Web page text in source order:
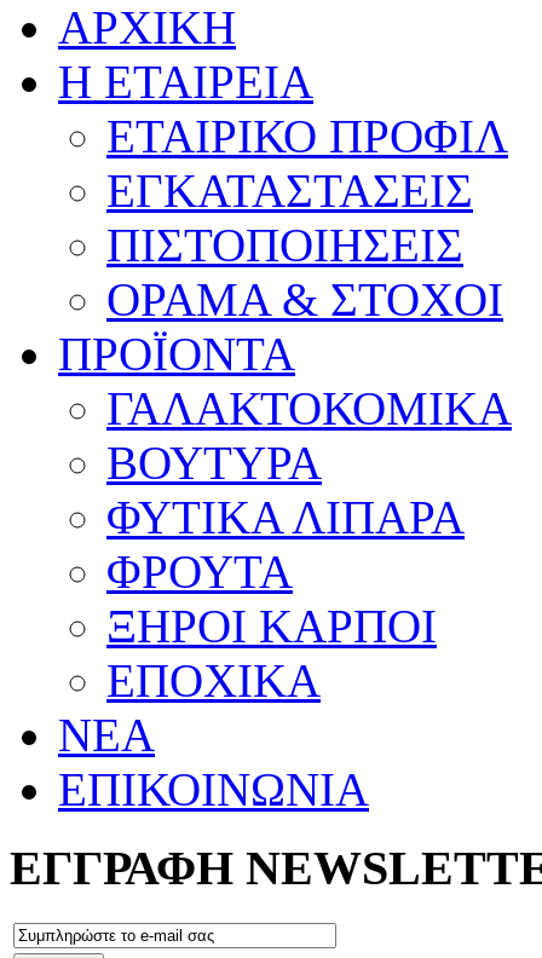
ΑΡΧΙΚΗ
Η ΕΤΑΙΡΕΙΑ
ΕΤΑΙΡΙΚΟ ΠΡΟΦΙΛ
ΕΓΚΑΤΑΣΤΑΣΕΙΣ
ΠΙΣΤΟΠΟΙΗΣΕΙΣ
ΟΡΑΜΑ & ΣΤΟΧΟΙ
ΠΡΟΪΟΝΤΑ
ΓΑΛΑΚΤΟΚΟΜΙΚΑ
ΒΟΥΤΥΡΑ
ΦΥΤΙΚΑ ΛΙΠΑΡΑ
ΦΡΟΥΤΑ
ΞΗΡΟΙ ΚΑΡΠΟΙ
ΕΠΟΧΙΚΑ
ΝΕΑ
ΕΠΙΚΟΙΝΩΝΙΑ
ΕΓΓΡΑΦΗ